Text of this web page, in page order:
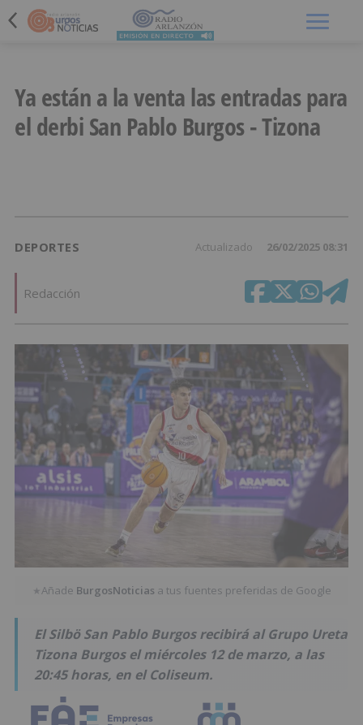
Ya están a la venta las entradas para
el derbi San Pablo Burgos - Tizona
DEPORTES Actualizado 26/02/2025 08:31
Redacción
★Añade BurgosNoticias a tus fuentes preferidas de Google
El Silbö San Pablo Burgos recibirá al Grupo Ureta
Tizona Burgos el miércoles 12 de marzo, a las
20:45 horas, en el Coliseum.